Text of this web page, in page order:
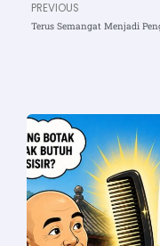
Prev
PREVIOUS